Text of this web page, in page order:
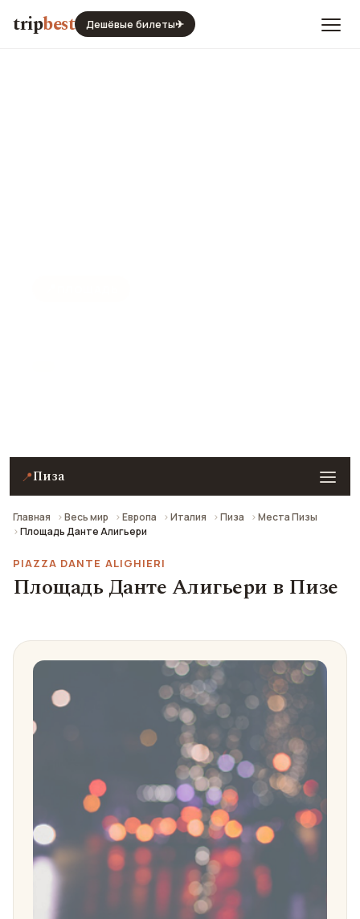
tripbest Дешёвые билеты✈
📍Пиза
Главная Весь мир Европа Италия Пиза
Места Пизы
Площадь Данте Алигьери
PIAZZA DANTE ALIGHIERI
Площадь Данте Алигьери в Пизе